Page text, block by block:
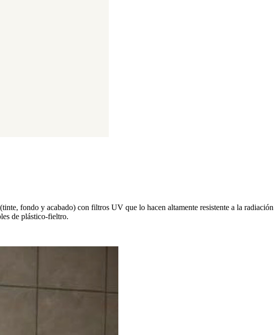
fondo y acabado) con filtros UV que lo hacen altamente resistente a la radiación
de plástico-fieltro.